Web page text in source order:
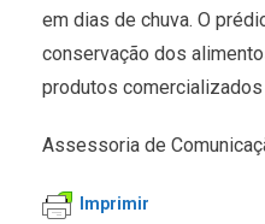
em dias de chuva. O
conservação dos
produtos comercializados
Assessoria de
Imprimir